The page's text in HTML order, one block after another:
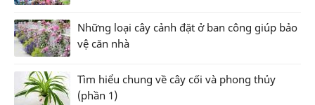
Những loại cây cảnh đặt ở ban công giúp bảo
vệ căn nhà
Tìm hiểu chung về cây cối và phong thủy
(phần 1)